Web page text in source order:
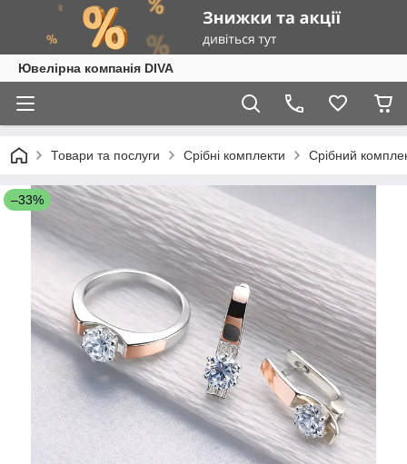
Ювелірна компанія DIVA
Товари та послуги Срібні комплекти Срібний
–33%